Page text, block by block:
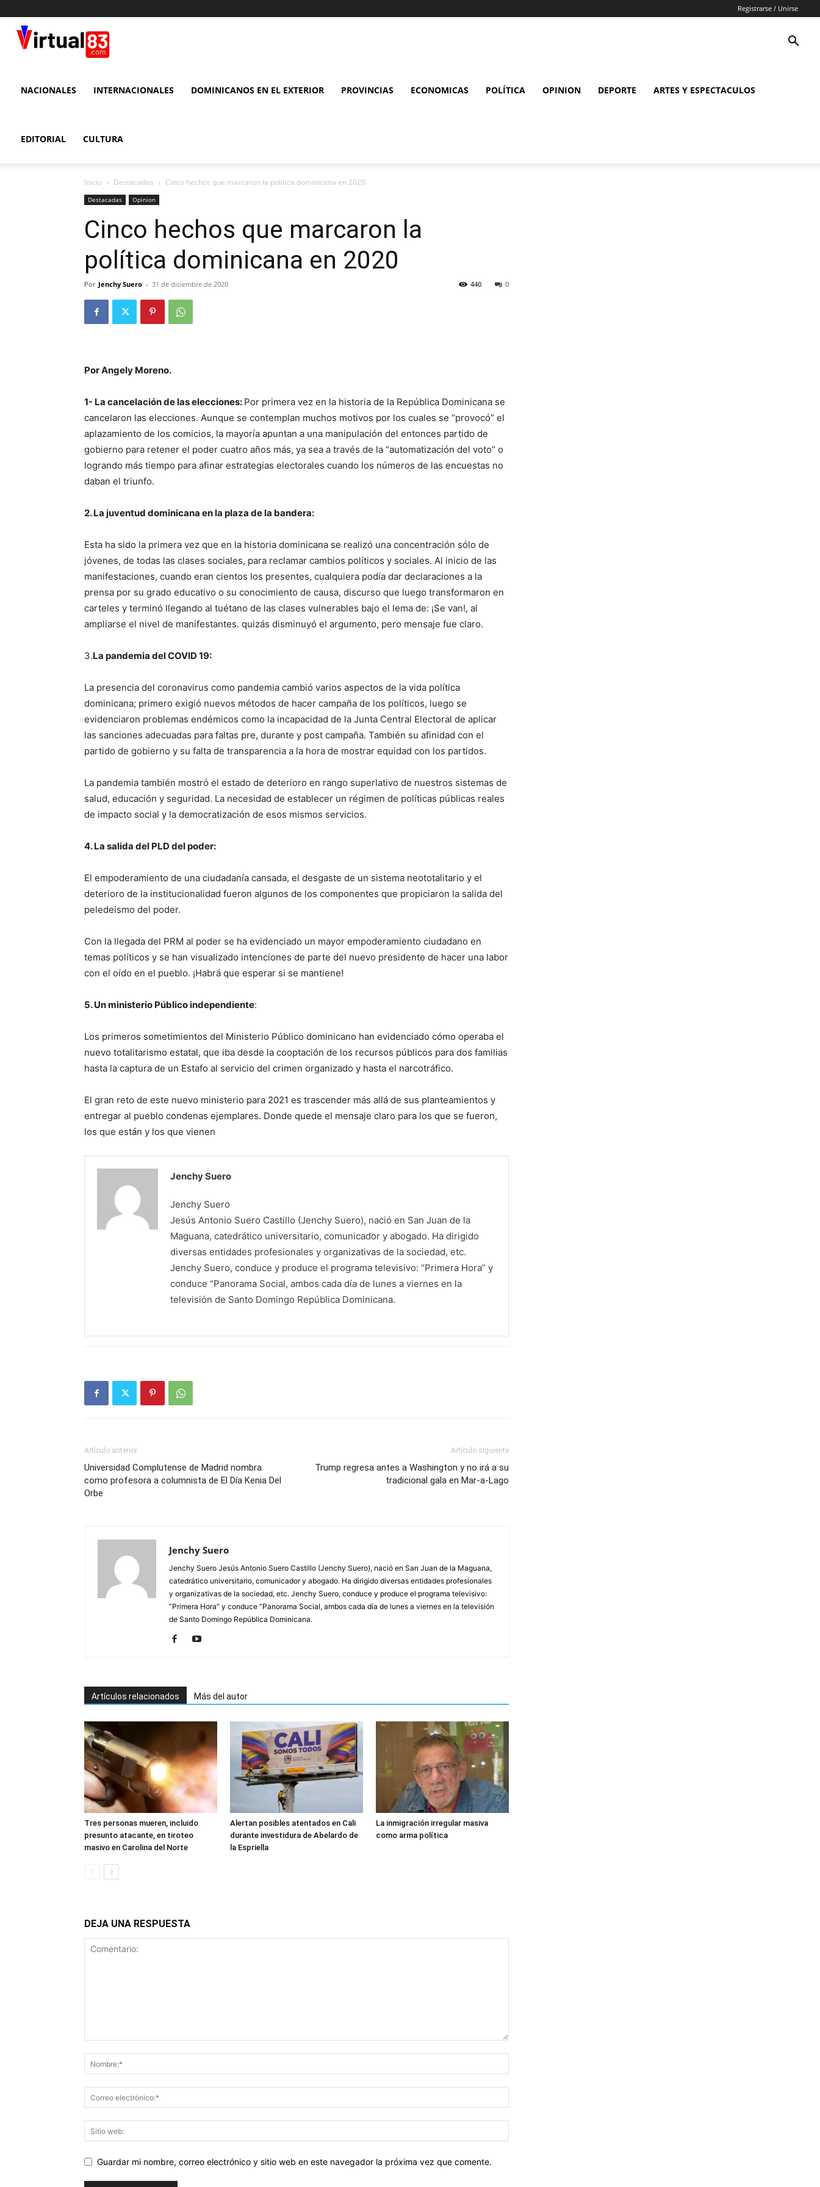
Registrarse / Unirse
83
NACIONALES INTERNACIONALES DOMINICANOS EN EL EXTERIOR PROVINCIAS ECONOMICAS POLÍTICA OPINION DEPORTE ARTES Y ESPECTACULOS
EDITORIAL CULTURA
Inicio Destacadas Cinco hechos que marcaron la política dominicana en 2020
Destacadas Opinion
Cinco hechos que marcaron la
política dominicana en 2020
Por Jenchy Suero - 31 de diciembre de 2020 0
440
Por Angely Moreno.
1- La cancelación de las elecciones: Por primera vez en la historia de la República Dominicana se
cancelaron las elecciones. Aunque se contemplan muchos motivos por los cuales se “provocó” el
aplazamiento de los comicios, la mayoría apuntan a una manipulación del entonces partido de
gobierno para retener el poder cuatro años más, ya sea a través de la “automatización del voto” o
logrando más tiempo para afinar estrategias electorales cuando los números de las encuestas no
daban el triunfo.
2. La juventud dominicana en la plaza de la bandera:
Esta ha sido la primera vez que en la historia dominicana se realizó una concentración sólo de
jóvenes, de todas las clases sociales, para reclamar cambios políticos y sociales. Al inicio de las
manifestaciones, cuando eran cientos los presentes, cualquiera podía dar declaraciones a la
prensa por su grado educativo o su conocimiento de causa, discurso que luego transformaron en
carteles y terminó llegando al tuétano de las clases vulnerables bajo el lema de: ¡Se van!, al
ampliarse el nivel de manifestantes. quizás disminuyó el argumento, pero mensaje fue claro.
3.La pandemia del COVID 19:
La presencia del coronavirus como pandemia cambió varios aspectos de la vida política
dominicana; primero exigió nuevos métodos de hacer campaña de los políticos, luego se
evidenciaron problemas endémicos como la incapacidad de la Junta Central Electoral de aplicar
las sanciones adecuadas para faltas pre, durante y post campaña. También su afinidad con el
partido de gobierno y su falta de transparencia a la hora de mostrar equidad con los partidos.
La pandemia también mostró el estado de deterioro en rango superlativo de nuestros sistemas de
salud, educación y seguridad. La necesidad de establecer un régimen de políticas públicas reales
de impacto social y la democratización de esos mismos servicios.
4. La salida del PLD del poder:
El empoderamiento de una ciudadanía cansada, el desgaste de un sistema neototalitario y el
deterioro de la institucionalidad fueron algunos de los componentes que propiciaron la salida del
peledeismo del poder.
Con la llegada del PRM al poder se ha evidenciado un mayor empoderamiento ciudadano en
temas políticos y se han visualizado intenciones de parte del nuevo presidente de hacer una labor
con el oído en el pueblo. ¡Habrá que esperar si se mantiene!
5. Un ministerio Público independiente:
Los primeros sometimientos del Ministerio Público dominicano han evidenciado cómo operaba el
nuevo totalitarismo estatal, que iba desde la cooptación de los recursos públicos para dos familias
hasta la captura de un Estafo al servicio del crimen organizado y hasta el narcotráfico.
El gran reto de este nuevo ministerio para 2021 es trascender más allá de sus planteamientos y
entregar al pueblo condenas ejemplares. Donde quede el mensaje claro para los que se fueron,
los que están y los que vienen
Jenchy Suero
Jenchy Suero
Jesús Antonio Suero Castillo (Jenchy Suero), nació en San Juan de la
Maguana, catedrático universitario, comunicador y abogado. Ha dirigido
diversas entidades profesionales y organizativas de la sociedad, etc.
Jenchy Suero, conduce y produce el programa televisivo: “Primera Hora” y
conduce “Panorama Social, ambos cada día de lunes a viernes en la
televisión de Santo Domingo República Dominicana.
Artículo anterior
Universidad Complutense de Madrid nombra
como profesora a columnista de El Día Kenia Del
Orbe
Artículo siguiente
Trump regresa antes a Washington y no irá a su
tradicional gala en Mar-a-Lago
Jenchy Suero
Jenchy Suero Jesús Antonio Suero Castillo (Jenchy Suero), nació en San Juan de la Maguana,
catedrático universitario, comunicador y abogado. Ha dirigido diversas entidades profesionales
y organizativas de la sociedad, etc. Jenchy Suero, conduce y produce el programa televisivo:
“Primera Hora” y conduce “Panorama Social, ambos cada día de lunes a viernes en la televisión
de Santo Domingo República Dominicana.
Artículos relacionados Más del autor
Tres personas mueren, incluido
presunto atacante, en tiroteo
masivo en Carolina del Norte
Alertan posibles atentados en Cali
durante investidura de Abelardo de
la Espriella
La inmigración irregular masiva
como arma política
DEJA UNA RESPUESTA
Guardar mi nombre, correo electrónico y sitio web en este navegador la próxima vez que comente.